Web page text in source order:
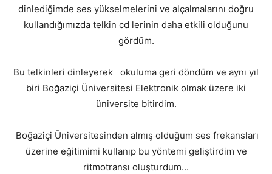
dinlediğimde ses yükselmelerini ve alçalmalarını doğru
kullandığımızda telkin cd lerinin daha etkili olduğunu
gördüm.
Bu telkinleri dinleyerek okuluma geri döndüm ve aynı yıl
biri Boğaziçi Üniversitesi Elektronik olmak üzere iki
üniversite bitirdim.
Boğaziçi Üniversitesinden almış olduğum ses frekansları
üzerine eğitimimi kullanıp bu yöntemi geliştirdim ve
ritmotransı oluşturdum...